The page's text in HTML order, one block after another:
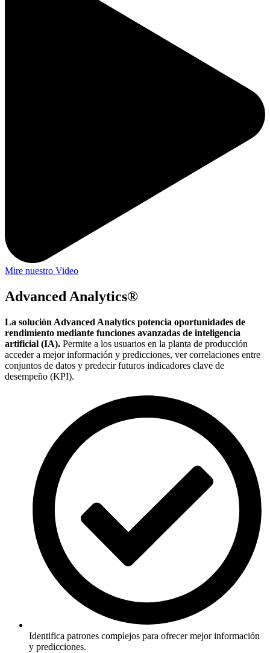
Mire nuestro Video
Advanced Analytics®
La solución Advanced Analytics potencia oportunidades de
rendimiento mediante funciones avanzadas de inteligencia
artificial (IA). Permite a los usuarios en la planta de producción
acceder a mejor información y predicciones, ver correlaciones entre
conjuntos de datos y predecir futuros indicadores clave de
desempeño (KPI).
Identifica patrones complejos para ofrecer mejor información
y predicciones.